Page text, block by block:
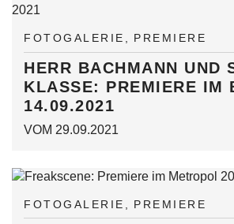
FOTOGALERIE PREMIERE
HERR BACHMANN UND
KLASSE: PREMIERE IM
14.09.2021
VOM 29.09.2021
FOTOGALERIE PREMIERE